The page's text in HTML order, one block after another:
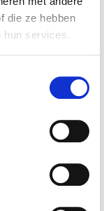
die ze hebben
hun services.